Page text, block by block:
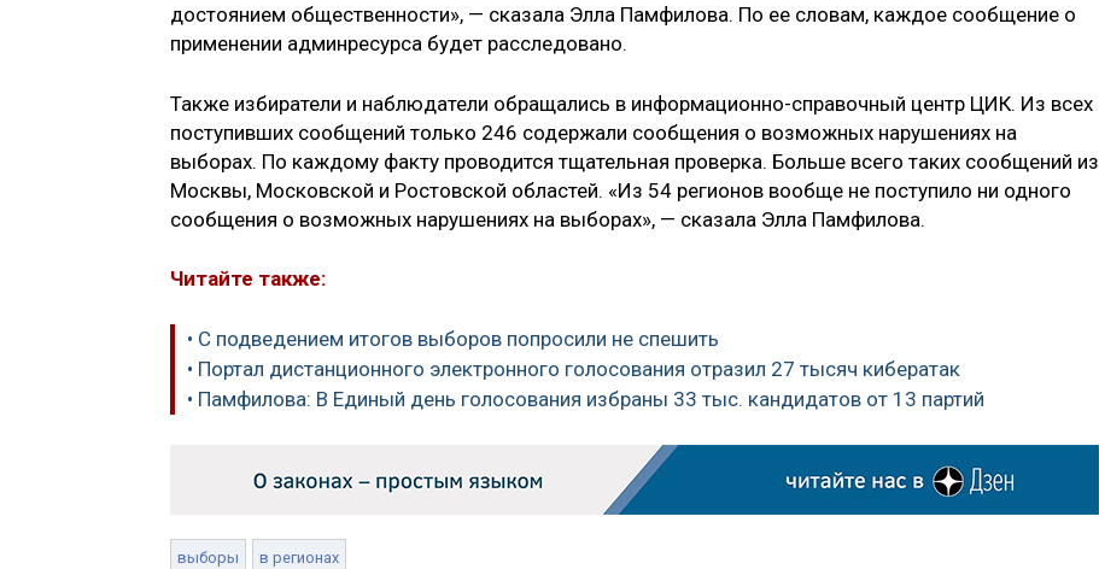
достоянием общественности», — сказала Элла Памфилова. По ее словам, каждое сообщение о
применении админресурса будет расследовано.
Также избиратели и наблюдатели обращались в информационно-справочный центр ЦИК. Из всех
поступивших сообщений только 246 содержали сообщения о возможных нарушениях на
выборах. По каждому факту проводится тщательная проверка. Больше всего таких сообщений из
Москвы, Московской и Ростовской областей. «Из 54 регионов вообще не поступило ни одного
сообщения о возможных нарушениях на выборах», — сказала Элла Памфилова.
Читайте также:
• С подведением итогов выборов попросили не спешить
• Портал дистанционного электронного голосования отразил 27 тысяч кибератак
• Памфилова: В Единый день голосования избраны 33 тыс. кандидатов от 13 партий
выборы в регионах